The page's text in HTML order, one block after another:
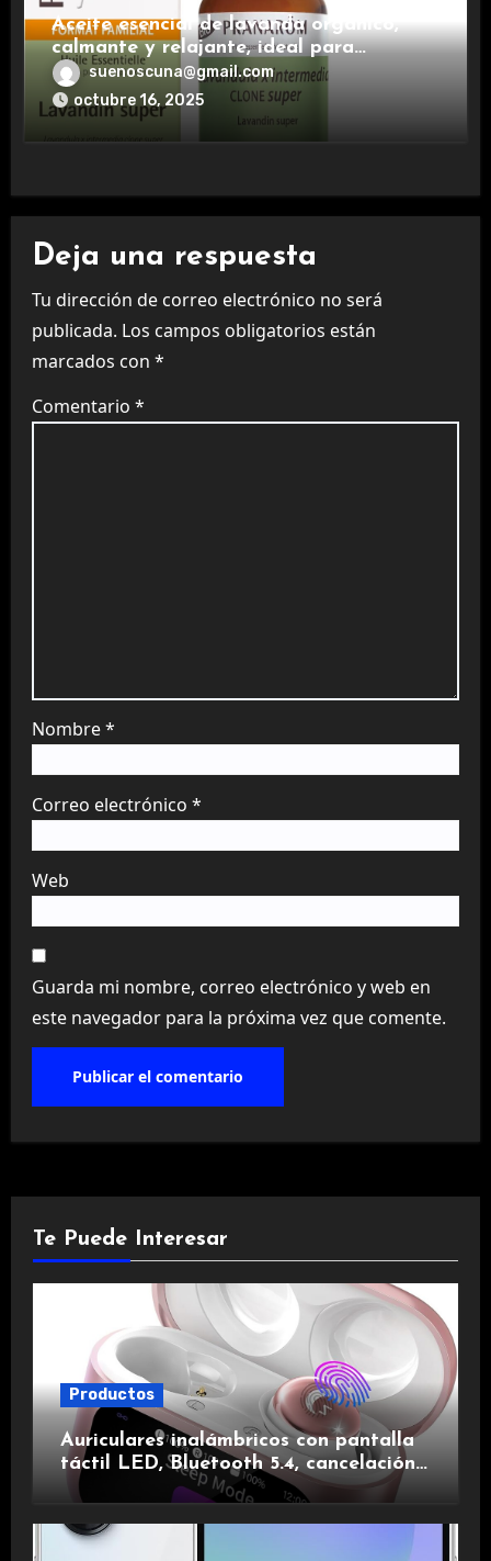
Aceite esencial de lavanda orgánico,
calmante y relajante, ideal para
aromaterapia.
suenoscuna@gmail.com
octubre 16, 2025
Deja una respuesta
Tu dirección de correo electrónico no será
publicada. Los campos obligatorios están
marcados con *
Comentario *
Nombre*
Correo electrónico *
Web
Guarda mi nombre, correo electrónico y web en
este navegador para la próxima vez que comente.
Te Puede Interesar
Productos
Auriculares inalámbricos con pantalla
táctil LED, Bluetooth 5.4, cancelación
de ruido, impermeables y de larga
duración.